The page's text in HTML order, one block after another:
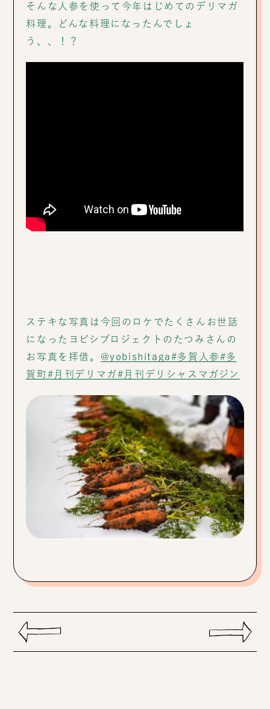
そんな人参を使って今年はじめてのデリマガ
料理。どんな料理になったんでしょ
う、、！？
ステキな写真は今回のロケでたくさんお世話
になったヨビシプロジェクトのたつみさんの
お写真を拝借。 @yobishitaga#多賀人参#多
賀町#月刊デリマガ#月刊デリシャスマガジン